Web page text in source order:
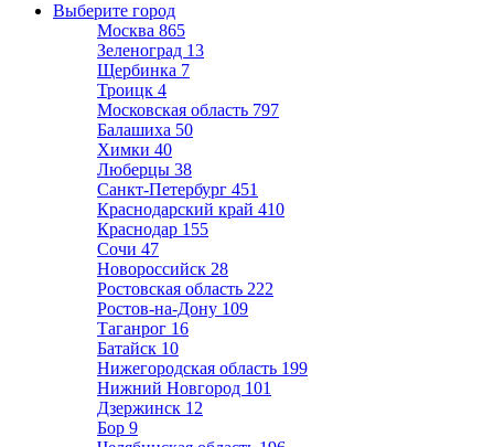
Выберите город
Москва 865
Зеленоград 13
Щербинка 7
Троицк 4
Московская область 797
Балашиха 50
Химки 40
Люберцы 38
Санкт-Петербург 451
Краснодарский край 410
Краснодар 155
Сочи 47
Новороссийск 28
Ростовская область 222
Ростов-на-Дону 109
Таганрог 16
Батайск 10
Нижегородская область 199
Нижний Новгород 101
Дзержинск 12
Бор 9